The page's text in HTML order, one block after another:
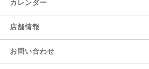
カレンダー
店舗情報
お問い合わせ